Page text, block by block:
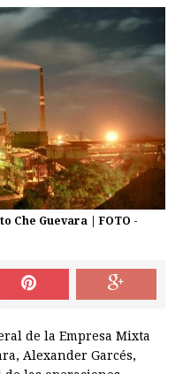
Che Guevara | FOTO -
de la Empresa Mixta
Alexander Garcés,